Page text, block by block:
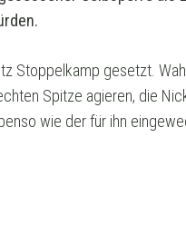
Stoppelkamp gesetzt.
Spitze agieren, die
wie der für ihn